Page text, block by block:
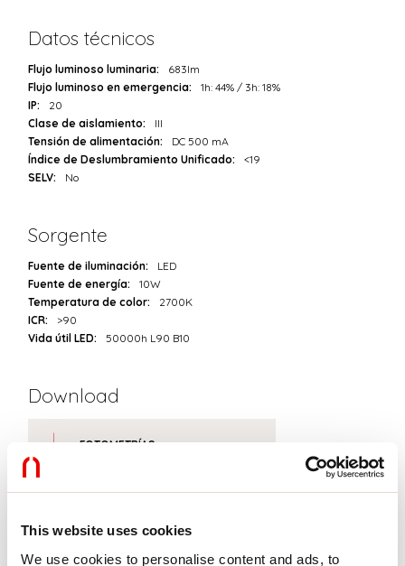
This website uses cookies
We use cookies to personalise content and ads, to
Datos técnicos
Flujo luminoso luminaria:
683lm
Flujo luminoso en emergencia:
1h: 44% / 3h: 18%
IP:
20
Clase de aislamiento:
III
Tensión de alimentación:
DC 500 mA
Índice de Deslumbramiento Unificado:
<19
SELV:
No
Sorgente
Fuente de iluminación:
LED
Fuente de energía:
10W
Temperatura de color:
2700K
ICR:
>90
Vida útil LED:
50000h L90 B10
Download
FOTOMETRÍAS